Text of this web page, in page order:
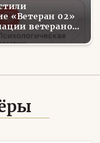
«Ветеран 02»
ветеранов